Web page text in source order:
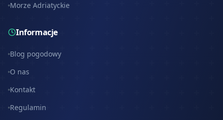
Morze Adriatyckie
Informacje
Blog pogodowy
O nas
Kontakt
Regulamin